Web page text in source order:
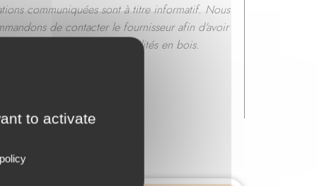
communiquées sont à titre informatif. Nous
de contacter le fournisseur afin d’avoir
confirmation sur ses disponibilités en bois.
to activate